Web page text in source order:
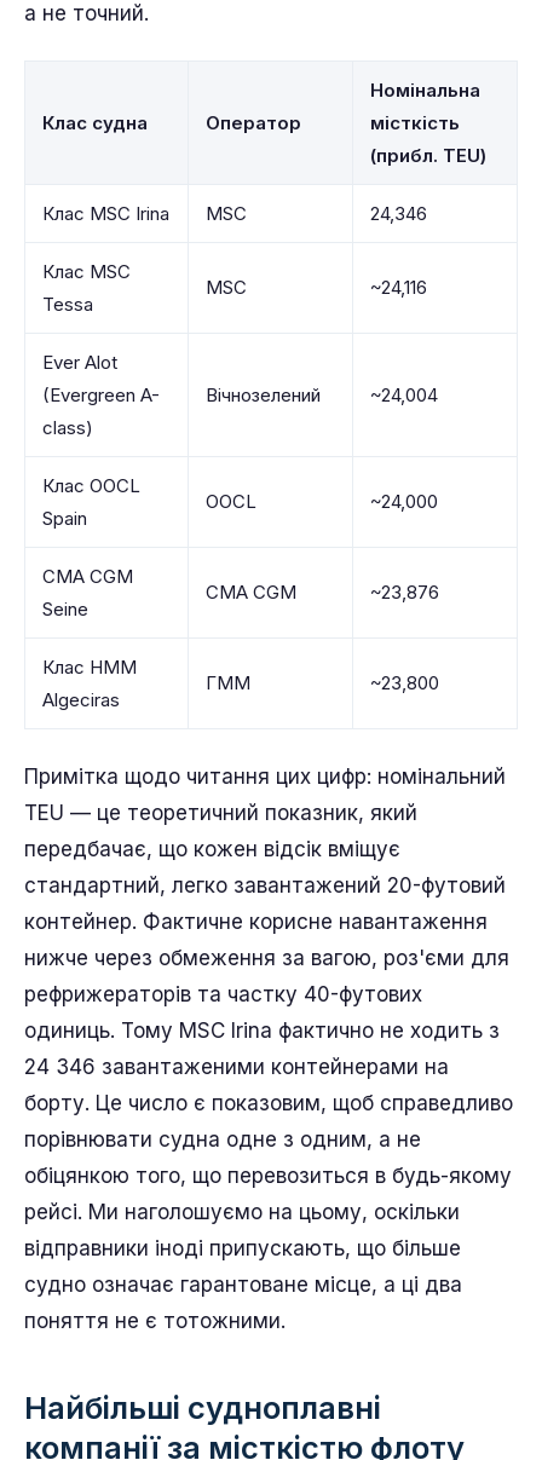
а не точний.
Клас судна Оператор
Номінальна
місткість
(прибл. TEU)
Клас MSC Irina MSC 24,346
Клас MSC
Tessa
MSC ~24,116
Ever Alot
(Evergreen A-
class)
Вічнозелений ~24,004
Клас OOCL
Spain
OOCL ~24,000
CMA CGM
Seine
CMA CGM ~23,876
Клас HMM
Algeciras
ГММ ~23,800
Примітка щодо читання цих цифр: номінальний
TEU — це теоретичний показник, який
передбачає, що кожен відсік вміщує
стандартний, легко завантажений 20-футовий
контейнер. Фактичне корисне навантаження
нижче через обмеження за вагою, роз'єми для
рефрижераторів та частку 40-футових
одиниць. Тому MSC Irina фактично не ходить з
24 346 завантаженими контейнерами на
борту. Це число є показовим, щоб справедливо
порівнювати судна одне з одним, а не
обіцянкою того, що перевозиться в будь-якому
рейсі. Ми наголошуємо на цьому, оскільки
відправники іноді припускають, що більше
судно означає гарантоване місце, а ці два
поняття не є тотожними.
Найбільші судноплавні
компанії за місткістю флоту